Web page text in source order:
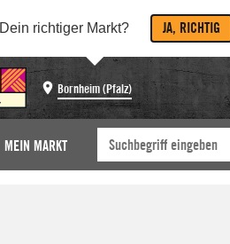
Dein richtiger Markt? JA, RICHTIG
Bornheim (Pfalz)
MEIN MARKT